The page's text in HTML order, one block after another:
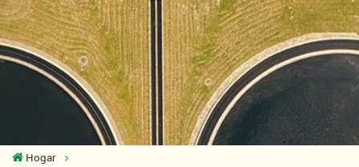
Hogar